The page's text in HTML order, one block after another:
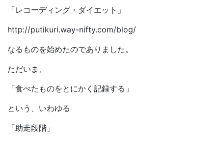
「レコーディング・ダイエット」
http://putikuri.way-nifty.com/blog/
なるものを始めたのでありました。
ただいま、
「食べたものをとにかく記録する」
という、いわゆる
「助走段階」